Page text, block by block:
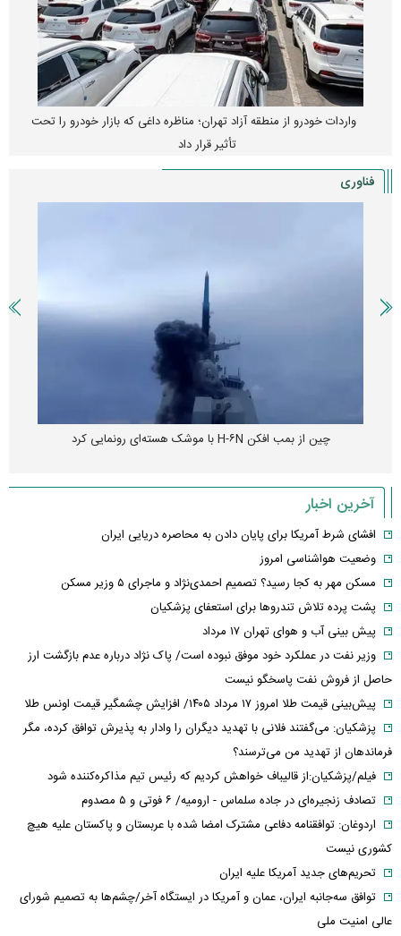
واردات خودرو از منطقه آزاد تهران؛ مناظره داغی که بازار خودرو را تحت
تأثیر قرار داد
فناوری
چین از بمب افکن H-۶N با موشک هسته‌ای رونمایی کرد
آخرین اخبار
افشای شرط آمریکا برای پایان دادن به محاصره دریایی ایران
وضعیت هواشناسی امروز
مسکن مهر به کجا رسید؟ تصمیم احمدی‌نژاد و ماجرای ۵ وزیر مسکن
پشت پرده تلاش تندروها برای استعفای پزشکیان
پیش بینی آب و هوای تهران ۱۷ مرداد
وزیر نفت در عملکرد خود موفق نبوده است/ پاک نژاد درباره عدم بازگشت ارز
حاصل از فروش نفت پاسخگو نیست
پیش‌بینی قیمت طلا امروز ۱۷ مرداد ۱۴۰۵/ افزایش چشمگیر قیمت اونس طلا
پزشکیان: می‌گفتند فلانی با تهدید دیگران را وادار به پذیرش توافق کرده، مگر
فرماندهان از تهدید من می‌ترسند؟
فیلم/پزشکیان:از قالیباف خواهش کردیم که رئیس تیم مذاکره‌کننده شود
تصادف زنجیره‌ای در جاده سلماس - ارومیه/ ۶ فوتی و ۵ مصدوم
اردوغان: توافقنامه دفاعی مشترک امضا شده با عربستان و پاکستان علیه هیچ
کشوری نیست
تحریم‌های جدید آمریکا علیه ایران
توافق سه‌جانبه ایران، عمان و آمریکا در ایستگاه آخر/چشم‌ها به تصمیم شورای
عالی امنیت ملی